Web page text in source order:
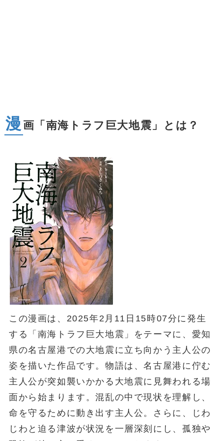
漫 画「南海トラフ巨大地震」とは？
この漫画は、2025年2月11日15時07分に発生
する「南海トラフ巨大地震」をテーマに、愛知
県の名古屋港での大地震に立ち向かう主人公の
姿を描いた作品です。物語は、名古屋港に佇む
主人公が突如襲いかかる大地震に見舞われる場
面から始まります。混乱の中で現状を理解し、
命を守るために動き出す主人公。さらに、じわ
じわと迫る津波が状況を一層深刻にし、孤独や